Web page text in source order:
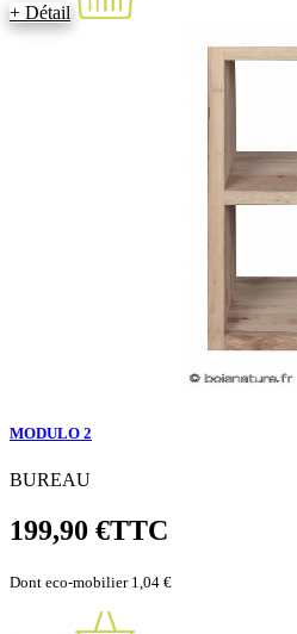
+ Détail
MODULO 2
BUREAU
199,90 €TTC
Dont eco-mobilier 1,04 €